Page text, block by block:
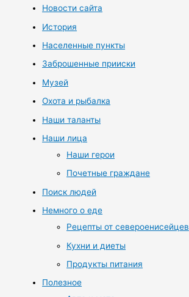
Новости сайта
История
Населенные пункты
Заброшенные прииски
Музей
Охота и рыбалка
Наши таланты
Наши лица
Наши герои
Почетные граждане
Поиск людей
Немного о еде
Рецепты от североенисейцев
Кухни и диеты
Продукты питания
Полезное